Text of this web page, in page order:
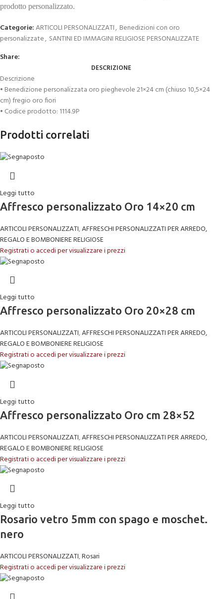
prodotto personalizzato.
Categorie:ARTICOLI PERSONALIZZATI, Benedizioni con oro
personalizzate, SANTINI ED IMMAGINI RELIGIOSE PERSONALIZZATE
Share:
DESCRIZIONE
Descrizione
• Benedizione personalizzata oro pieghevole 21×24 cm (chiuso 10,5×24
cm) fregio oro fiori
• Codice prodotto: 1114.9P
Prodotti correlati
Leggi tutto
Affresco personalizzato Oro 14×20 cm
ARTICOLI PERSONALIZZATI,AFFRESCHI PERSONALIZZATI PER ARREDO,
REGALO E BOMBONIERE RELIGIOSE
Registrati o accedi per visualizzare i prezzi
Leggi tutto
Affresco personalizzato Oro 20×28 cm
ARTICOLI PERSONALIZZATI,AFFRESCHI PERSONALIZZATI PER ARREDO,
REGALO E BOMBONIERE RELIGIOSE
Registrati o accedi per visualizzare i prezzi
Leggi tutto
Affresco personalizzato Oro cm 28×52
ARTICOLI PERSONALIZZATI,AFFRESCHI PERSONALIZZATI PER ARREDO,
REGALO E BOMBONIERE RELIGIOSE
Registrati o accedi per visualizzare i prezzi
Leggi tutto
Rosario vetro 5mm con spago e moschet.
nero
ARTICOLI PERSONALIZZATI,Rosari
Registrati o accedi per visualizzare i prezzi